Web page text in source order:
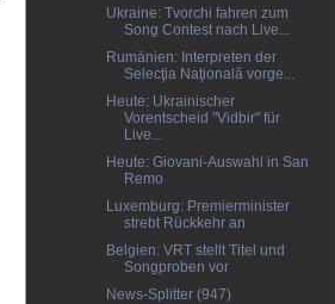
Ukraine: Tvorchi fahren zum
Song Contest nach Live...
Rumänien: Interpreten der
Selecţia Naţională vorge...
Heute: Ukrainischer
Vorentscheid "Vidbir" für
Live...
Heute: Giovani-Auswahl in San
Remo
Luxemburg: Premierminister
strebt Rückkehr an
Belgien: VRT stellt Titel und
Songproben vor
News-Splitter (947)